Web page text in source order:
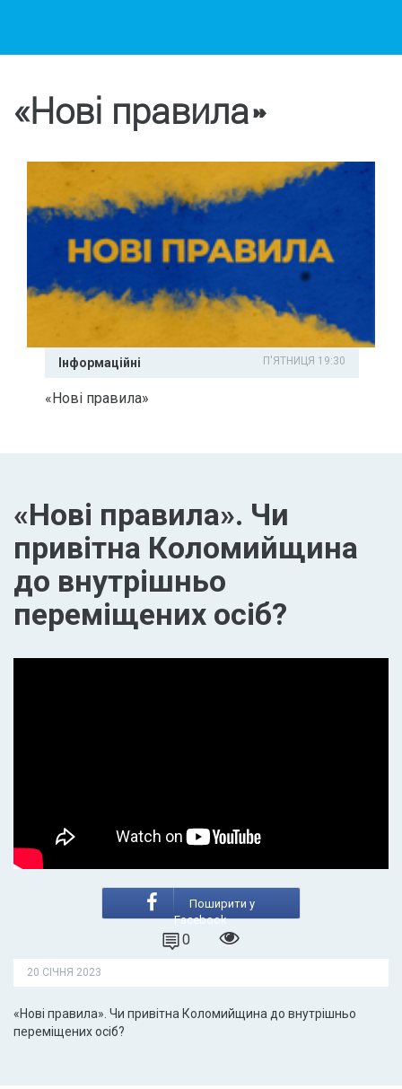
«Нові правила»
Інформаційні П'ЯТНИЦЯ 19:30
«Нові правила»
«Нові правила». Чи
привітна Коломийщина
до внутрішньо
переміщених осіб?
Поширити у
Facebook
0
20 СІЧНЯ 2023
«Нові правила». Чи привітна Коломийщина до внутрішньо
переміщених осіб?